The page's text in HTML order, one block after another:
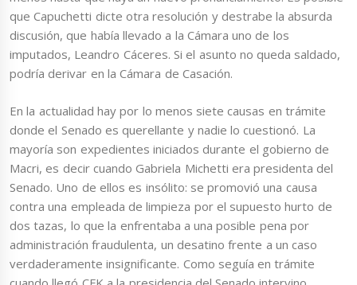
que Capuchetti dicte otra resolución y destrabe la absurda
discusión, que había llevado a la Cámara uno de los
imputados, Leandro Cáceres. Si el asunto no queda saldado,
podría derivar en la Cámara de Casación.
En la actualidad hay por lo menos siete causas en trámite
donde el Senado es querellante y nadie lo cuestionó. La
mayoría son expedientes iniciados durante el gobierno de
Macri, es decir cuando Gabriela Michetti era presidenta del
Senado. Uno de ellos es insólito: se promovió una causa
contra una empleada de limpieza por el supuesto hurto de
dos tazas, lo que la enfrentaba a una posible pena por
administración fraudulenta, un desatino frente a un caso
verdaderamente insignificante. Como seguía en trámite